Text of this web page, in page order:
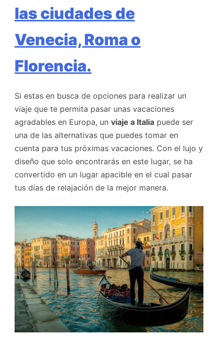
las ciudades de
Venecia, Roma o
Florencia.
Si estas en busca de opciones para realizar un
viaje que te permita pasar unas vacaciones
agradables en Europa, un viaje a Italia puede ser
una de las alternativas que puedes tomar en
cuenta para tus próximas vacaciones. Con el lujo y
diseño que solo encontrarás en este lugar, se ha
convertido en un lugar apacible en el cual pasar
tus días de relajación de la mejor manera.